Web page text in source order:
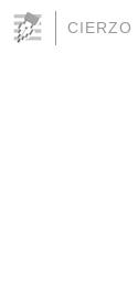
CIERZO